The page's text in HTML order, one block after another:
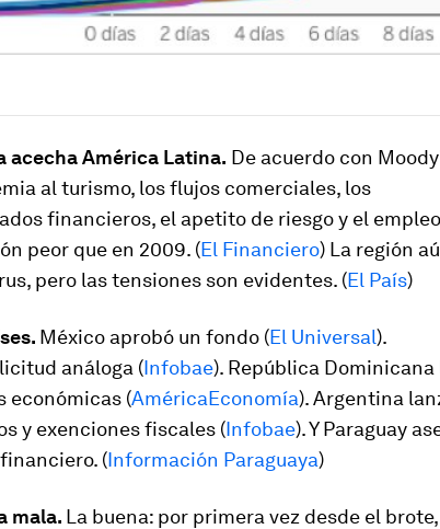
acecha América Latina. De acuerdo con
al turismo, los flujos comerciales, los
financieros, el apetito de riesgo y el empleo
peor que en 2009. (El Financiero) La región
pero las tensiones son evidentes. (El País)
México aprobó un fondo (El Universal).
análoga (Infobae). República Dominicana
económicas (AméricaEconomía). Argentina
y exenciones fiscales (Infobae). Y Paraguay
(Información Paraguaya)
mala. La buena: por primera vez desde el